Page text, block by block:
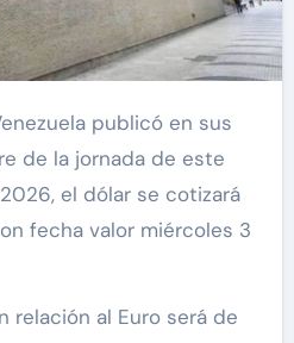
de la jornada de este
el dólar se cotizará
fecha valor miércoles 3
relación al Euro será de